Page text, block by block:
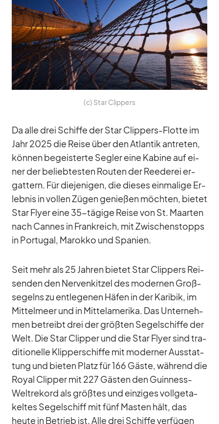
(c) Star Clip­pers
Da alle drei Schiffe der Star Clip­pers-Flotte im
Jahr 2025 die Reise über den At­lan­tik an­tre­ten,
kön­nen be­geis­terte Seg­ler eine Ka­bine auf ei­
ner der be­lieb­tes­ten Rou­ten der Ree­de­rei er­
gat­tern. Für die­je­ni­gen, die die­ses ein­ma­lige Er­
leb­nis in vol­len Zü­gen ge­nie­ßen möch­ten, bie­tet
Star Flyer eine 35-tä­gige Reise von St. Maar­ten
nach Can­nes in Frank­reich, mit Zwi­schen­stopps
in Por­tu­gal, Ma­rokko und Spa­nien.
Seit mehr als 25 Jah­ren bie­tet Star Clip­pers Rei­
sen­den den Ner­ven­kit­zel des mo­der­nen Groß­
se­gelns zu ent­le­ge­nen Hä­fen in der Ka­ri­bik, im
Mit­tel­meer und in Mit­tel­ame­rika. Das Un­ter­neh­
men be­treibt drei der größ­ten Se­gel­schiffe der
Welt. Die Star Clip­per und die Star Flyer sind tra­
di­tio­nelle Klip­per­schiffe mit mo­der­ner Aus­stat­
tung und bie­ten Platz für 166 Gäste, wäh­rend die
Royal Clip­per mit 227 Gäs­ten den Guin­ness-
Welt­re­kord als größ­tes und ein­zi­ges voll­ge­ta­
kel­tes Se­gel­schiff mit fünf Mas­ten hält, das
heute in Be­trieb ist. Alle drei Schiffe ver­fü­gen